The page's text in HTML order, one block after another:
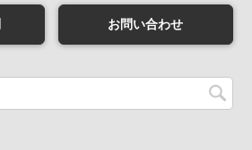
お問い合わせ